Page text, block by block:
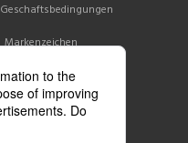
Geschaftsbedingungen
Markenzeichen